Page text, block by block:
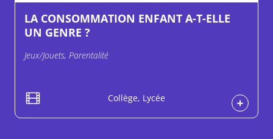
LA CONSOMMATION ENFANT A-T-ELLE
UN GENRE ?
Jeux/Jouets, Parentalité
Collège, Lycée